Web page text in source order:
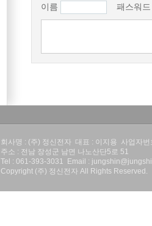
이름 패스워
회사명 : (주) 정신전자 대표 : 이지용 사업자
주소 : 전남 장성군 남면 나노산단5로 51
Tel : 061-393-3031 Email :
Copyright (주) 정신전자 All Rights